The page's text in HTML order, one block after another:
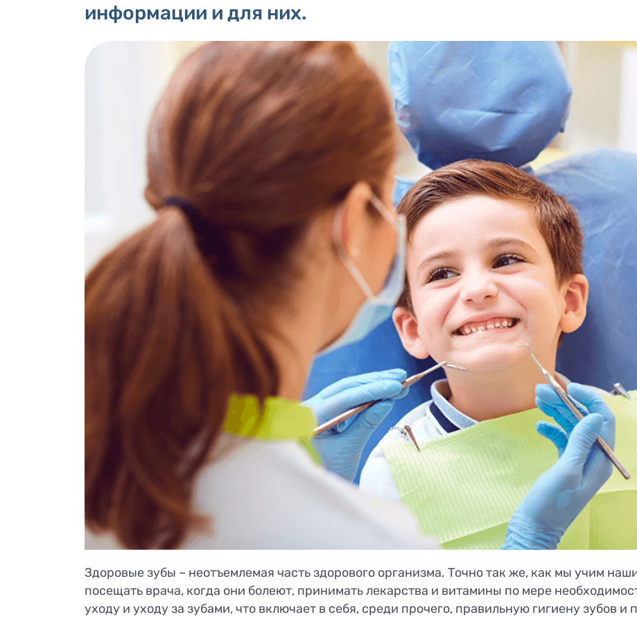
информации и для них.
Здоровые зубы – неотъемлемая часть здорового организма. Точно так же, как мы учим
посещать врача, когда они болеют, принимать лекарства и витамины по мере
уходу и уходу за зубами, что включает в себя, среди прочего, правильную гигиену зубов